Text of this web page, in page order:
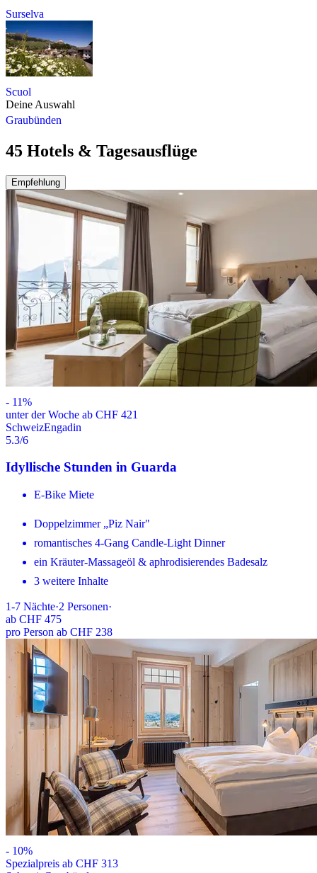
Surselva
Scuol
Deine Auswahl
Graubünden
45 Hotels & Tagesausflüge
Empfehlung
- 11%
unter der Woche ab CHF 421
SchweizEngadin
5.3/6
Idyllische Stunden in Guarda
E-Bike Miete
Doppelzimmer „Piz Nair"
romantisches 4-Gang Candle-Light Dinner
ein Kräuter-Massageöl & aphrodisierendes Badesalz
3 weitere Inhalte
1-7 Nächte·2 Personen·
ab CHF 475
pro Person ab CHF 238
- 10%
Spezialpreis ab CHF 313